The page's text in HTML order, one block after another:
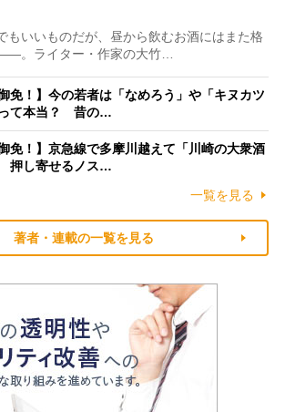
いいものだが、昼から飲むお酒にはまた格
。ライター・作家の大竹…
免！】今の若者は「なめろう」や「キヌカツ
て本当？ 昔の…
免！】京急線で多摩川越えて「川崎の大衆酒
押し寄せるノス…
一覧を見る
著者・連載の一覧を見る